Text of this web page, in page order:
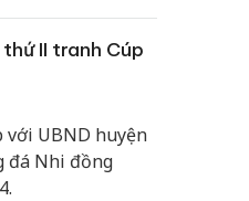
II tranh Cúp
với UBND huyện
đá Nhi đồng